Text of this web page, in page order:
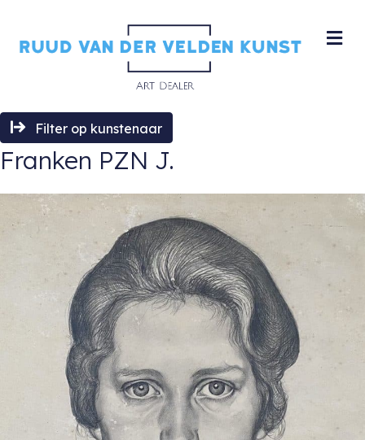
Filter op kunstenaar
Franken PZN J.